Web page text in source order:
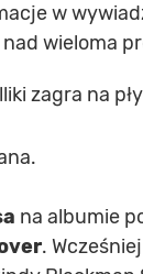
w
wieloma
zagra na
na albumie
.